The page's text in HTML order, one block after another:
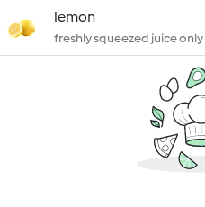
lemon
freshly squeezed juice only